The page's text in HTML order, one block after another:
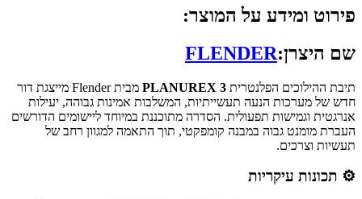
פירוט ומידע על המוצר:
שם היצרן:FLENDER
תיבת ההילוכים הפלנטרית PLANUREX 3
מבית Flender מייצגת דור
חדש של מערכות הנעה תעשייתיות, המשלבות אמינות גבוהה, יעילות
אנרגטית וגמישות תפעולית. הסדרה מתוכננת במיוחד ליישומים הדורשים
העברת מומנט גבוה במבנה קומפקטי, תוך התאמה למגוון רחב של
תעשיות וצרכים.​
⚙️ תכונות עיקריות